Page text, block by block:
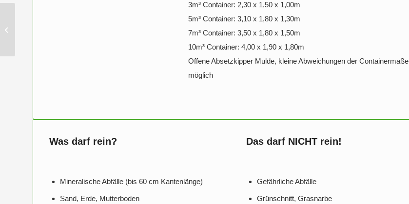
3m³ Container: 2,30 x 1,50 x 1,00m
5m³ Container: 3,10 x 1,80 x 1,30m
7m³ Container: 3,50 x 1,80 x 1,50m
10m³ Container: 4,00 x 1,90 x 1,80m
Offene Absetzkipper Mulde, kleine Abweichungen der Containermaße
möglich
Was darf rein?
Mineralische Abfälle (bis 60 cm Kantenlänge)
Sand, Erde, Mutterboden
Das darf NICHT rein!
Gefährliche Abfälle
Grünschnitt, Grasnarbe